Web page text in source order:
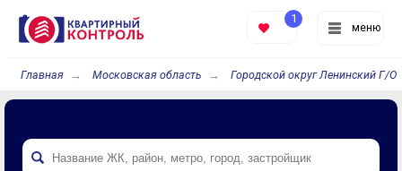
меню
1
Главная Московская область Городской округ Ленинский Г/О